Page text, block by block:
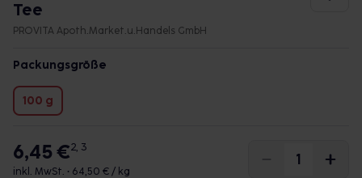
Tee
PROVITA Apoth.Market.u.Handels GmbH
Packungsgröße
100 g
6,45 €2, 3
inkl. MwSt. • 64,50 € / kg